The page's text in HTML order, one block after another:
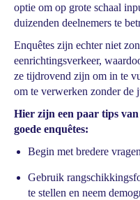
optie om op grote schaal
duizenden deelnemers te
Enquêtes zijn echter niet
eenrichtingsverkeer,
ze tijdrovend zijn om in te
om te verwerken zonder de
Hier zijn een paar tips
goede enquêtes:
Begin met bredere
Gebruik
te stellen en neem